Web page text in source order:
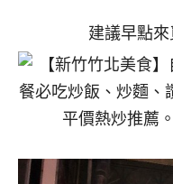
建議早點